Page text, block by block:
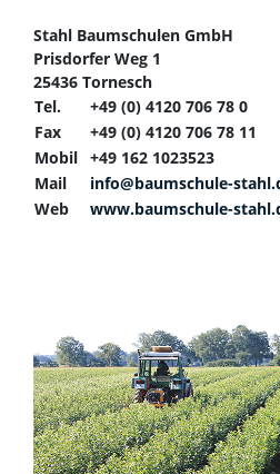
Stahl Baumschulen GmbH
Prisdorfer Weg 1
25436 Tornesch
Tel.
+49 (0) 4120 706 78 0
Fax
+49 (0) 4120 706 78 11
Mobil +49 162 1023523
Mail
info@baumschule-
Web
www.baumschule-